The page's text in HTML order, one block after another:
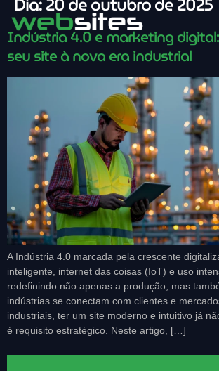
Indústria 4.0 e marketing
seu site à nova era industrial
A Indústria 4.0 marcada pela crescente
inteligente, internet das coisas (IoT) e uso
redefinindo não apenas a produção, mas
indústrias se conectam com clientes e
industriais, ter um site moderno e intuitivo já
é requisito estratégico. Neste artigo, […]